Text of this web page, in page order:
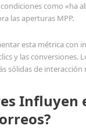
como «ha
las aperturas MPP.
esta métrica con
y las conversiones.
sólidas de interacción
Influyen